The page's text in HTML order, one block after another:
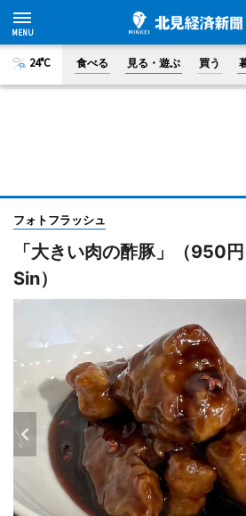
24°C 食べる 見る・遊ぶ 買う
フォトフラッシュ
「大きい肉の酢豚」（950
Sin）